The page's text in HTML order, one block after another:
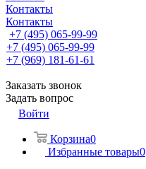
Контакты
Контакты
+7 (495) 065-99-99
+7 (495) 065-99-99
+7 (969) 181-61-61
Заказать звонок
Задать вопрос
Войти
Корзина0
Избранные товары0